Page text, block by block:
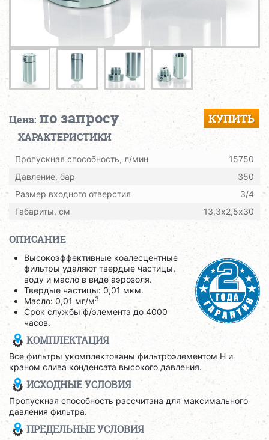
Цена: по запросу КУПИТЬ
ХАРАКТЕРИСТИКИ
Пропускная способность, л/мин
15750
Давление, бар
350
Размер входного отверстия
3/4
Габариты, см
13,3х2,5х30
ОПИСАНИЕ
Высокоэффективные коалесцентные
фильтры удаляют твердые частицы,
воду и масло в виде аэрозоля.
Твердые частицы: 0,01 мкм.
Масло: 0,01 мг/м3
Срок службы ф/элемента до 4000
часов.
КОМПЛЕКТАЦИЯ
Все фильтры укомплектованы фильтроэлементом H и
краном слива конденсата высокого давления.
ИСХОДНЫЕ УСЛОВИЯ
Пропускная способность рассчитана для максимального
давления фильтра.
ПРЕДЕЛЬНЫЕ УСЛОВИЯ